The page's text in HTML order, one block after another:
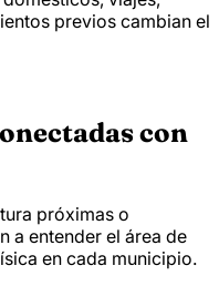
previos cambian el
con
próximas o
a entender el área de
en cada municipio.